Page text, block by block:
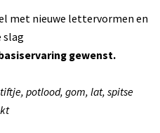
met nieuwe lettervormen en
slag
gewenst.
potlood, gom, lat, spitse